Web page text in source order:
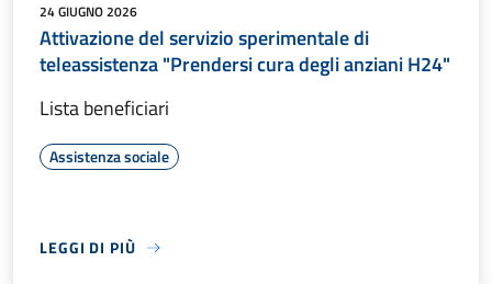
24 GIUGNO 2026
Attivazione del servizio sperimentale di
teleassistenza "Prendersi cura degli anziani H24"
Lista beneficiari
Assistenza sociale
LEGGI DI PIÙ